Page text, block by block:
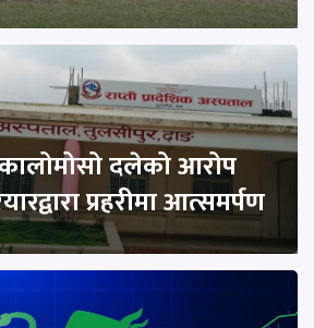
दलेको आरोप
प्रहरीमा आत्समर्पण